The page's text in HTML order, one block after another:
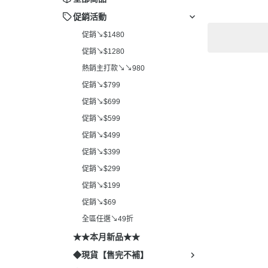
促銷活動
促銷↘$1480
促銷↘$1280
熱銷主打款↘↘980
促銷↘$799
促銷↘$699
促銷↘$599
促銷↘$499
促銷↘$399
促銷↘$299
促銷↘$199
促銷↘$69
全區任選↘49折
★★本月新品★★
◆現貨【售完不補】